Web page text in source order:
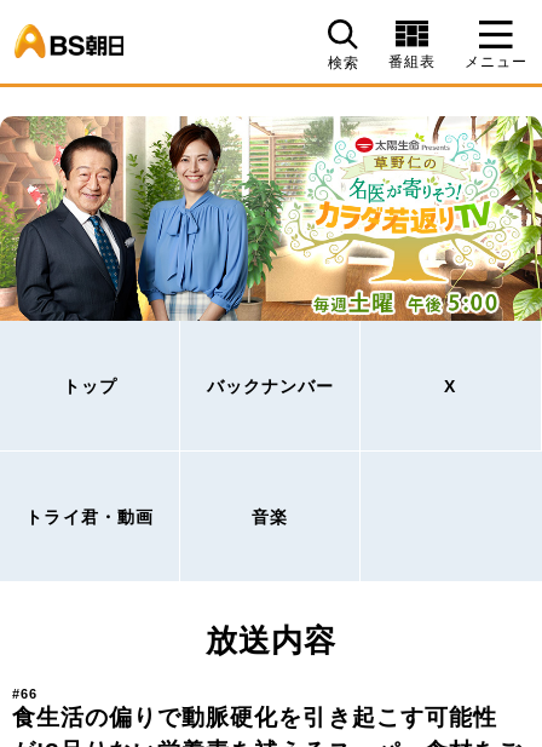
検索 番組表 メニュー
トップ バックナンバー X
トライ君・動画 音楽
放送内容
#66
食生活の偏りで動脈硬化を引き起こす可能性